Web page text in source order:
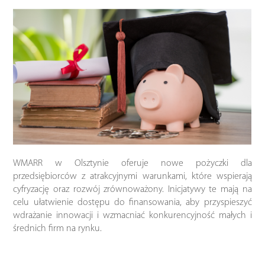
WMARR w Olsztynie oferuje nowe pożyczki dla
przedsiębiorców z atrakcyjnymi warunkami, które wspierają
cyfryzację oraz rozwój zrównoważony. Inicjatywy te mają na
celu ułatwienie dostępu do finansowania, aby przyspieszyć
wdrażanie innowacji i wzmacniać konkurencyjność małych i
średnich firm na rynku.